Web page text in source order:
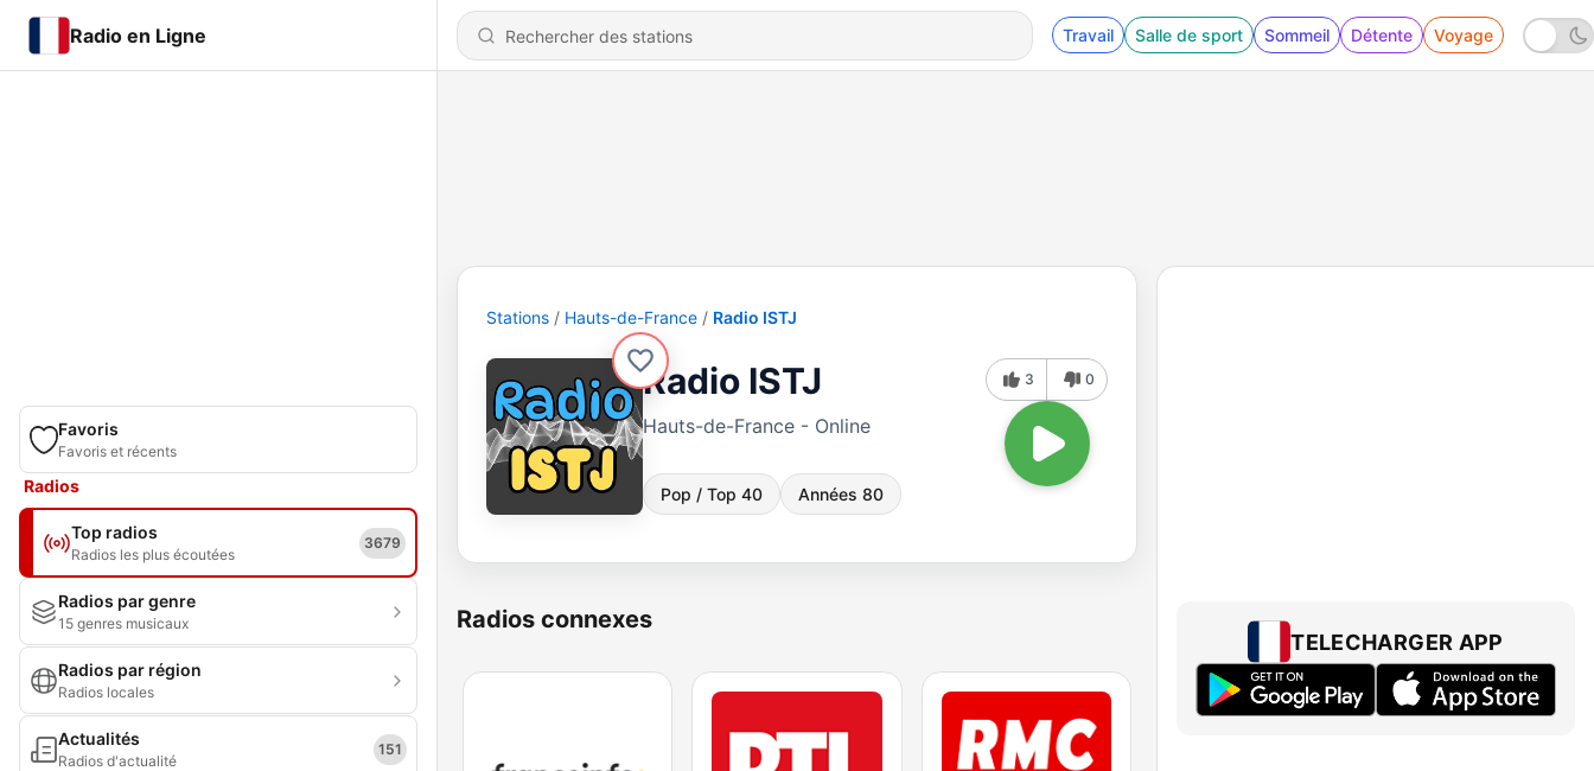
Radio en Ligne Travail Salle de sport Sommeil Détente Voyage
Favoris
Favoris et récents
Radios
Top radios
Radios les plus écoutées
3679
Radios par genre
15 genres musicaux
Radios par région
Radios locales
Actualités
Radios d'actualité
151
Stations Hauts-de-France Radio ISTJ
Radio ISTJ
Hauts-de-France - Online
Pop / Top 40 Années 80
3 0
Radios connexes
TELECHARGER APP